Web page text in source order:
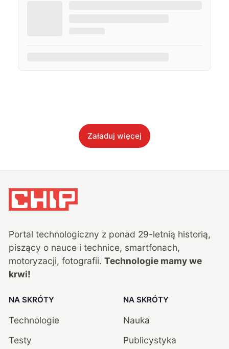
Załaduj więcej
Portal technologiczny z ponad 29-letnią historią,
piszący o nauce i technice, smartfonach,
motoryzacji, fotografii. Technologie mamy we
krwi!
NA SKRÓTY
Technologie
Testy
NA SKRÓTY
Nauka
Publicystyka